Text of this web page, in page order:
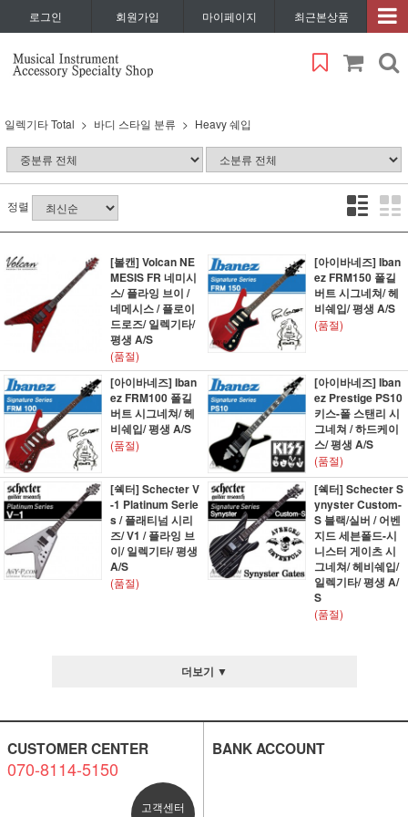
로그인 회원가입 마이페이지 최근본상품
일렉기타 Total 바디 스타일 분류 Heavy 쉐입
정렬
[볼캔] Volcan NE
MESIS FR 네미시
스/ 플라잉 브이 /
네메시스 / 플로이
드로즈/ 일렉기타/
평생 A/S
(품절)
[아이바네즈] Iban
ez FRM150 폴길
버트 시그네쳐/ 헤
비쉐입/ 평생 A/S
(품절)
[아이바네즈] Iban
ez FRM100 폴길
버트 시그네쳐/ 헤
비쉐입/ 평생 A/S
(품절)
[아이바네즈] Iban
ez Prestige PS10
키스-폴 스탠리 시
그네쳐 / 하드케이
스/ 평생 A/S
(품절)
[쉑터] Schecter V
-1 Platinum Serie
s / 플래티넘 시리
즈/ V1 / 플라잉 브
이/ 일렉기타/ 평생
A/S
(품절)
[쉑터] Schecter S
ynyster Custom-
S 블랙/실버 / 어벤
지드 세븐폴드-시
니스터 게이츠 시
그네쳐/ 헤비쉐입/
일렉기타/ 평생 A/
S
(품절)
더보기 ▼
CUSTOMER CENTER
070-8114-5150
고객센터
BANK ACCOUNT